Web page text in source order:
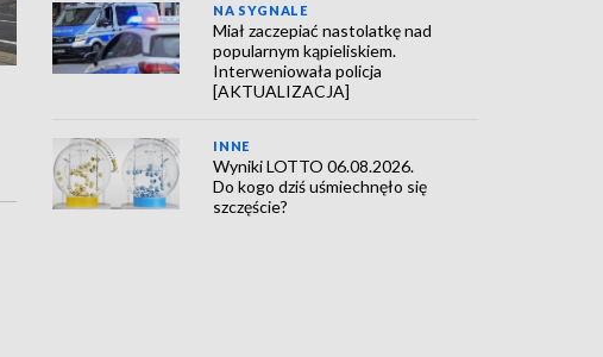
NA SYGNALE
Miał zaczepiać nastolatkę nad
popularnym kąpieliskiem.
Interweniowała policja
[AKTUALIZACJA]
INNE
Wyniki LOTTO 06.08.2026.
Do kogo dziś uśmiechnęło się
szczęście?